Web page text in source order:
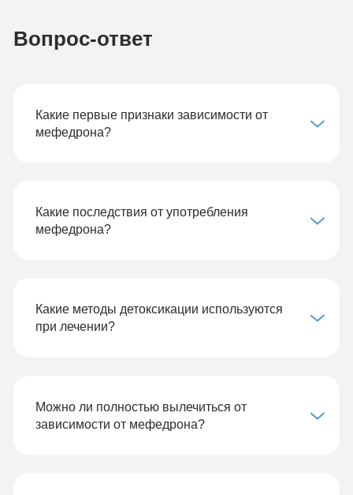
Вопрос-ответ
Какие первые признаки зависимости от
мефедрона?
Какие последствия от употребления
мефедрона?
Какие методы детоксикации используются
при лечении?
Можно ли полностью вылечиться от
зависимости от мефедрона?